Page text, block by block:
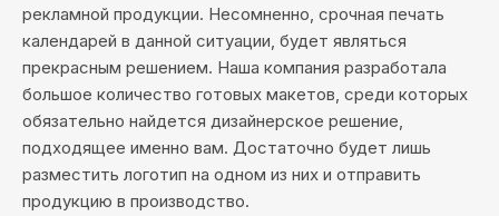
рекламной продукции. Несомненно, срочная печать
календарей в данной ситуации, будет являться
прекрасным решением. Наша компания разработала
большое количество готовых макетов, среди которых
обязательно найдется дизайнерское решение,
подходящее именно вам. Достаточно будет лишь
разместить логотип на одном из них и отправить
продукцию в производство.